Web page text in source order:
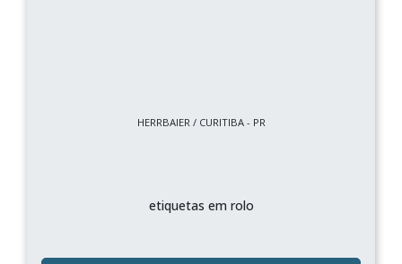
HERRBAIER / CURITIBA - PR
etiquetas em rolo